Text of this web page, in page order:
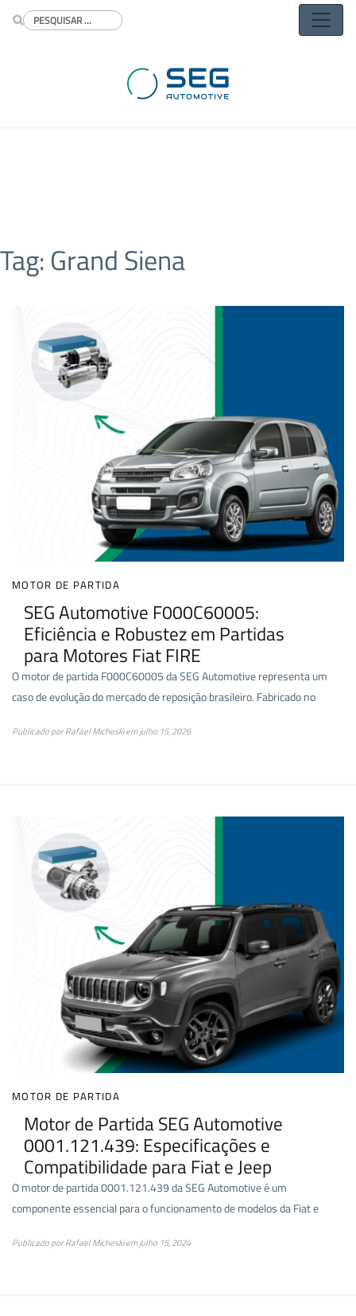
Tag: Grand Siena
MOTOR DE PARTIDA
SEG Automotive F000C60005:
Eficiência e Robustez em Partidas
para Motores Fiat FIRE
O motor de partida F000C60005 da SEG Automotive representa um
caso de evolução do mercado de reposição brasileiro. Fabricado no
Publicado porRafael Micheskiemjulho 15, 2026
MOTOR DE PARTIDA
Motor de Partida SEG Automotive
0001.121.439: Especificações e
Compatibilidade para Fiat e Jeep
O motor de partida 0001.121.439 da SEG Automotive é um
componente essencial para o funcionamento de modelos da Fiat e
Publicado porRafael Micheskiemjulho 15, 2024